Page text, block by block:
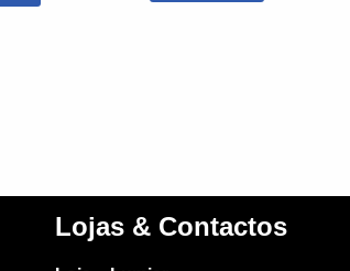
Lojas & Contactos